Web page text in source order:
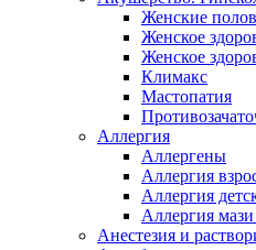
Женские
Женское
Женское
Климакс
Мастопатия
Аллергия
Аллергены
Аллергия
Аллергия
Аллергия
Анестезия и